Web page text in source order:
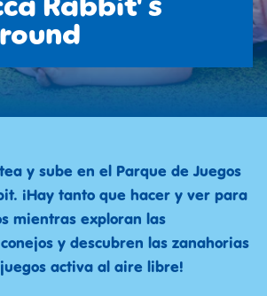
y sube en el Parque de Juegos
¡Hay tanto que hacer y ver para
mientras exploran las
y descubren las zanahorias
activa al aire libre!